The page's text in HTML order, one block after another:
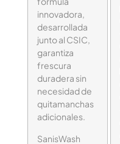
innovadora,
desarrollada
junto al CSIC,
garantiza
frescura
duradera sin
necesidad de
quitamanchas
adicionales.
SanisWash